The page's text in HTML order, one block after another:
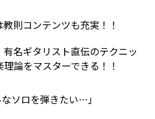
則コンテンツも充実！！
名ギタリスト直伝のテクニッ
論をマスターできる！！
なソロを弾きたい…」